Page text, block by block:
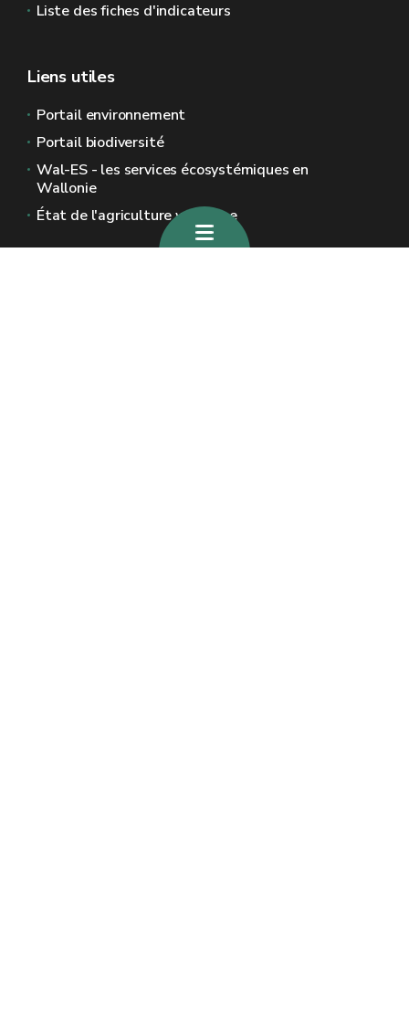
Liste des fiches d'indicateurs
Liens utiles
Portail environnement
Portail biodiversité
Wal-ES - les services écosystémiques en
Wallonie
État de l'agriculture wallonne